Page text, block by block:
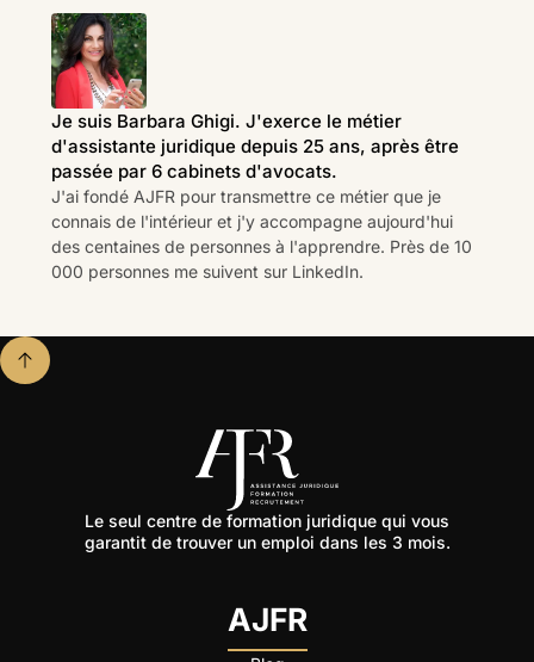
Je suis Barbara Ghigi. J'exerce le métier
d'assistante juridique depuis 25 ans, après être
passée par 6 cabinets d'avocats.
J'ai fondé AJFR pour transmettre ce métier que je
connais de l'intérieur et j'y accompagne aujourd'hui
des centaines de personnes à l'apprendre. Près de 10
000 personnes me suivent sur LinkedIn.
Le seul centre de formation juridique qui vous
garantit de trouver un emploi dans les 3 mois.
AJFR